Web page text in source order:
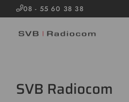
08 - 55 60 38 38
SVB Radiocom